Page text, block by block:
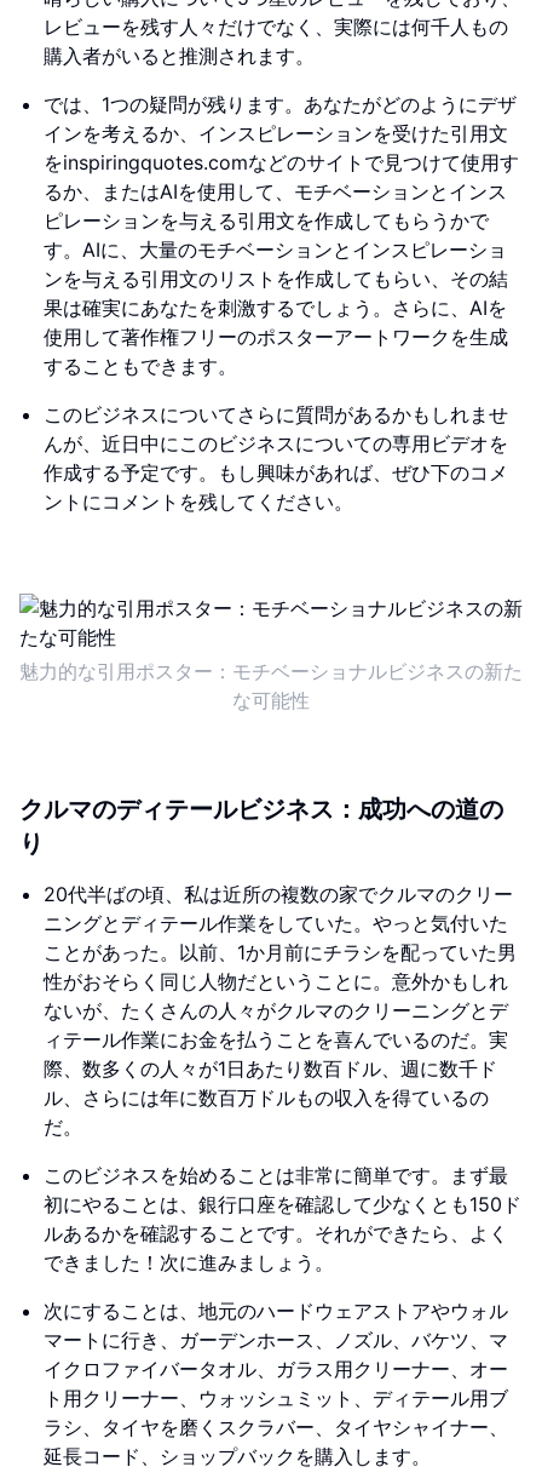
レビューを残す人々だけでなく、実際には何千人もの
購入者がいると推測されます。
では、1つの疑問が残ります。あなたがどのようにデザ
インを考えるか、インスピレーションを受けた引用文
をinspiringquotes.comなどのサイトで見つけて使用す
るか、またはAIを使用して、モチベーションとインス
ピレーションを与える引用文を作成してもらうかで
す。AIに、大量のモチベーションとインスピレーショ
ンを与える引用文のリストを作成してもらい、その結
果は確実にあなたを刺激するでしょう。さらに、AIを
使用して著作権フリーのポスターアートワークを生成
することもできます。
このビジネスについてさらに質問があるかもしれませ
んが、近日中にこのビジネスについての専用ビデオを
作成する予定です。もし興味があれば、ぜひ下のコメ
ントにコメントを残してください。
魅力的な引用ポスター：モチベーショナルビジネスの新た
な可能性
クルマのディテールビジネス：成功への道の
り
20代半ばの頃、私は近所の複数の家でクルマのクリー
ニングとディテール作業をしていた。やっと気付いた
ことがあった。以前、1か月前にチラシを配っていた男
性がおそらく同じ人物だということに。意外かもしれ
ないが、たくさんの人々がクルマのクリーニングとデ
ィテール作業にお金を払うことを喜んでいるのだ。実
際、数多くの人々が1日あたり数百ドル、週に数千ド
ル、さらには年に数百万ドルもの収入を得ているの
だ。
このビジネスを始めることは非常に簡単です。まず最
初にやることは、銀行口座を確認して少なくとも150ド
ルあるかを確認することです。それができたら、よく
できました！次に進みましょう。
次にすることは、地元のハードウェアストアやウォル
マートに行き、ガーデンホース、ノズル、バケツ、マ
イクロファイバータオル、ガラス用クリーナー、オー
ト用クリーナー、ウォッシュミット、ディテール用ブ
ラシ、タイヤを磨くスクラバー、タイヤシャイナー、
延長コード、ショップバックを購入します。